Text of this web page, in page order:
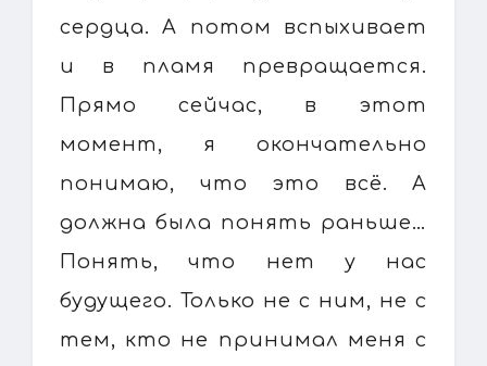
сердца. А потом вспыхивает
и в пламя превращается.
Прямо сейчас, в этот
момент, я окончательно
понимаю, что это всё. А
должна была понять раньше…
Понять, что нет у нас
будущего. Только не с ним, не с
тем, кто не принимал меня с